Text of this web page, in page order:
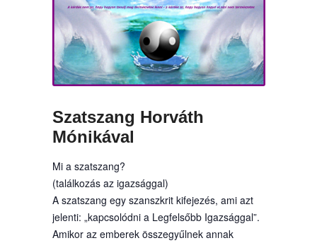
Szatszang Horváth
Mónikával
Mi a szatszang?
(találkozás az igazsággal)
A szatszang egy szanszkrit kifejezés, ami azt
jelenti: „kapcsolódni a Legfelsőbb Igazsággal”.
Amikor az emberek összegyűlnek annak